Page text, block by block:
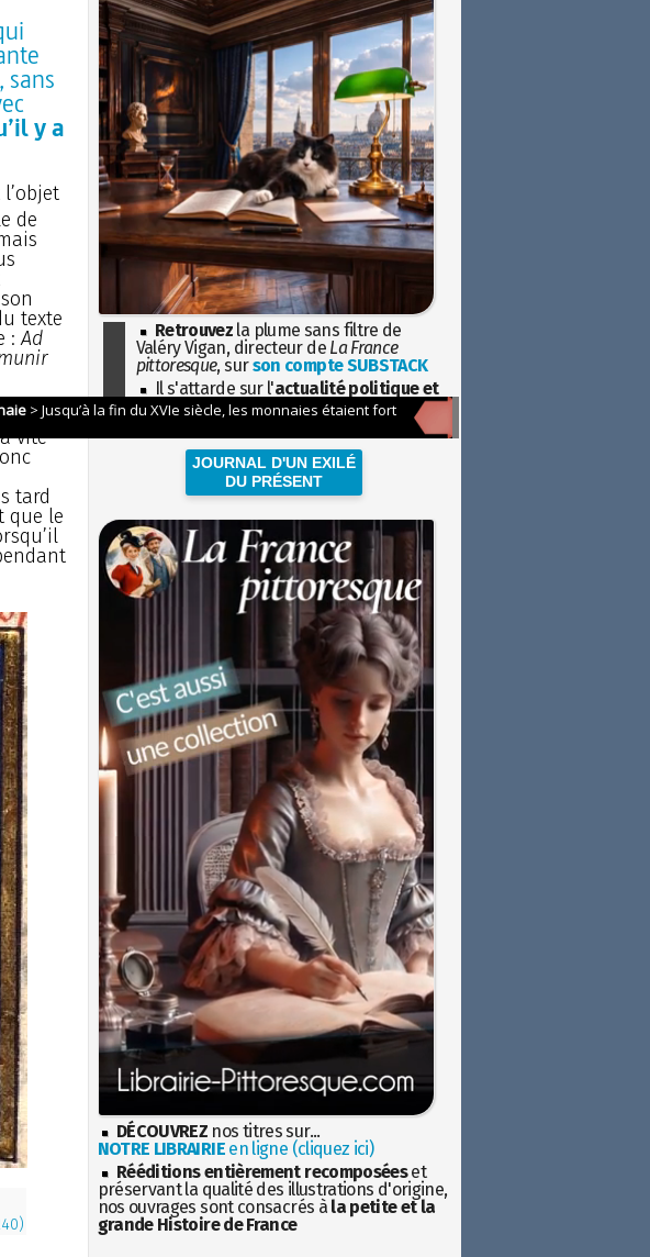
y a
de
texte
:Ad
notre
vite
tard
que le
Retrouvez la plume sans filtre de
Valéry Vigan, directeur de La France
pittoresque, surson compte SUBSTACK
Il s'attarde sur l'actualité politique et
sociétaleavec la hauteur de vue de
JOURNAL D'UN EXILÉ
DU PRÉSENT
DÉCOUVREZ nos titres sur...
NOTRE LIBRAIRIEen ligne (cliquez ici)
Rééditions entièrement recomposéeset
préservant la qualité des illustrations d'origine,
nos ouvrages sont consacrés à la petite et la
grande Histoire de France